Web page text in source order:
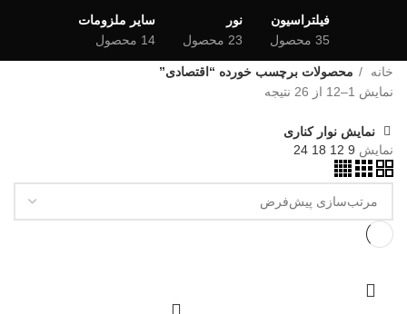
فیلتراسیون
35 محصول
نور
23 محصول
سایر ملزومات
14 محصول
خانه
محصولات برچسب خورده “اقتصادی”
نمایش 1–12 از 26 نتیجه
نمایش نوار کناری
نمایش 9
12
18
24